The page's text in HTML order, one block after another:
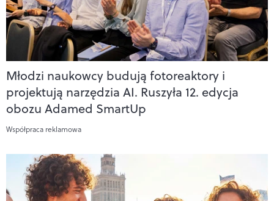
Młodzi naukowcy budują fotoreaktory i
projektują narzędzia AI. Ruszyła 12. edycja
obozu Adamed SmartUp
Współpraca reklamowa